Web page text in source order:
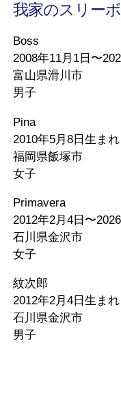
我家のスリー
Boss
2008年11月1日〜
富山県滑川市
男子
Pina
2010年5月8日生まれ
福岡県飯塚市
女子
Primavera
2012年2月4日〜
石川県金沢市
女子
紋次郎
2012年2月4日生まれ
石川県金沢市
男子